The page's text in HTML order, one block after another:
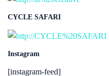
CYCLE SAFARI
Instagram
[instagram-feed]